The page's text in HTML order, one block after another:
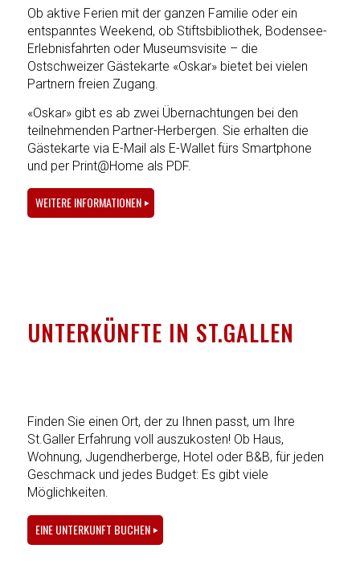
Ob aktive Ferien mit der ganzen Familie oder ein
entspanntes Weekend, ob Stiftsbibliothek, Bodensee-
Erlebnisfahrten oder Museumsvisite – die
Ostschweizer Gästekarte «Oskar» bietet bei vielen
Partnern freien Zugang.
«Oskar» gibt es ab zwei Übernachtungen bei den
teilnehmenden Partner-Herbergen. Sie erhalten die
Gästekarte via E-Mail als E-Wallet fürs Smartphone
und per Print@Home als PDF.
WEITERE INFORMATIONEN
UNTERKÜNFTE IN ST.GALLEN
Finden Sie einen Ort, der zu Ihnen passt, um Ihre
St.Galler Erfahrung voll auszukosten! Ob Haus,
Wohnung, Jugendherberge, Hotel oder B&B, für jeden
Geschmack und jedes Budget: Es gibt viele
Möglichkeiten.
EINE UNTERKUNFT BUCHEN